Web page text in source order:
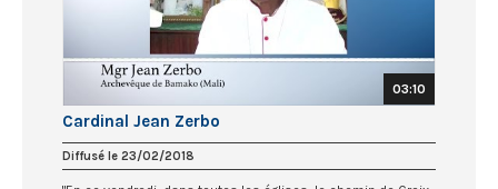
03:10
Cardinal Jean Zerbo
Diffusé le 23/02/2018